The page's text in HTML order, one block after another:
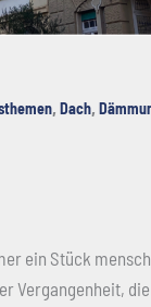
, Dach,
ein Stück
Vergangenheit,